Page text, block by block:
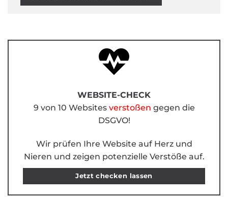
WEBSITE-CHECK
9 von 10 Websites verstoßen gegen die
DSGVO!
Wir prüfen Ihre Website auf Herz und
Nieren und zeigen potenzielle Verstöße auf.
Jetzt checken lassen